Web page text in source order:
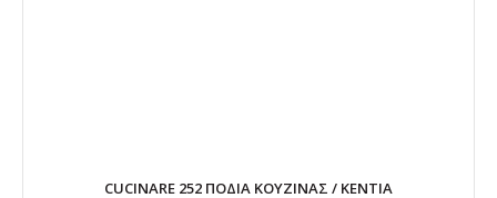
CUCINARE 252 ΠΟΔΙΑ ΚΟΥΖΙΝΑΣ / KENTIA